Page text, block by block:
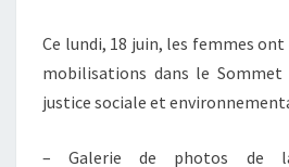
Ce lundi, 18 juin, les femmes
mobilisations dans le
justice sociale et
– Galerie de photos de la